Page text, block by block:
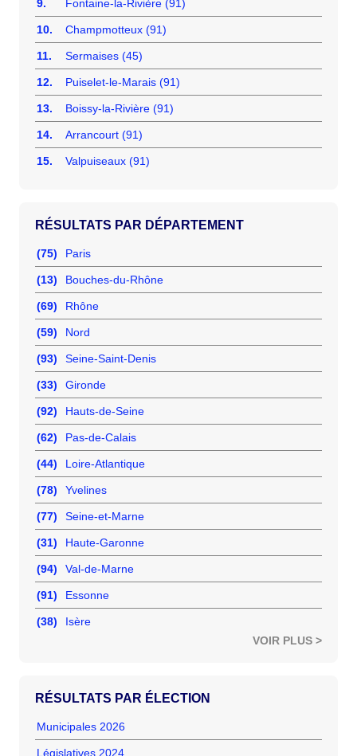
9. Fontaine-la-Rivière (91)
10. Champmotteux (91)
11. Sermaises (45)
12. Puiselet-le-Marais (91)
13. Boissy-la-Rivière (91)
14. Arrancourt (91)
15. Valpuiseaux (91)
RÉSULTATS PAR DÉPARTEMENT
(75) Paris
(13) Bouches-du-Rhône
(69) Rhône
(59) Nord
(93) Seine-Saint-Denis
(33) Gironde
(92) Hauts-de-Seine
(62) Pas-de-Calais
(44) Loire-Atlantique
(78) Yvelines
(77) Seine-et-Marne
(31) Haute-Garonne
(94) Val-de-Marne
(91) Essonne
(38)
Isère
VOIR PLUS >
RÉSULTATS PAR ÉLECTION
Municipales 2026
Législatives 2024